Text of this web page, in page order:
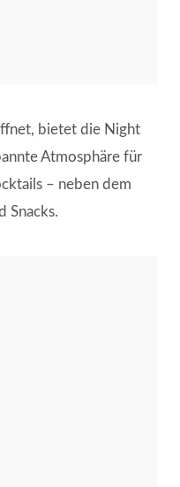
bietet die Night
Atmosphäre für
– neben dem
Snacks.